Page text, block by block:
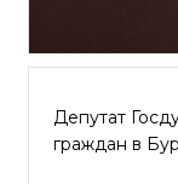
Депутат
граждан в